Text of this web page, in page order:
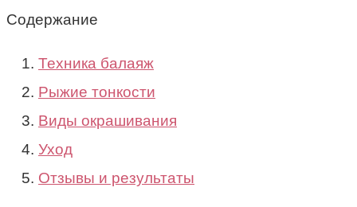
Содержание
Техника балаяж
Рыжие тонкости
Виды окрашивания
Уход
Отзывы и результаты